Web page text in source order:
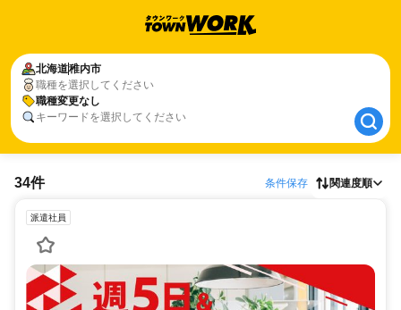
北海道稚内市
職種を選択してください
職種変更なし
キーワードを選択してください
北海道稚内市
職種変更なし
34件 条件保存 関連度順
派遣社員